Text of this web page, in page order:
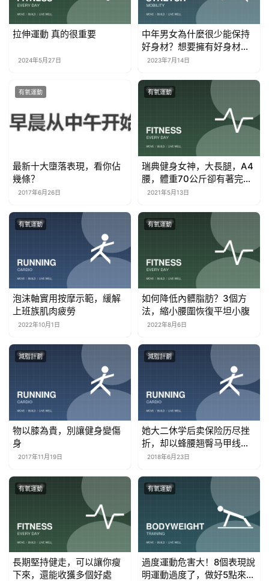
拉伸運動 真的很重要
2024年5月27日
中年男女為什麼很少能保持
好身材？想要擁有好身材，
又該如何做？
2023年7月14日
有氧運動
最新十大墮落表現，看你佔
幾條？
2017年6月26日
有氧運動
瑞典健身女神，大長腿，A4
腰，體重70公斤卻有著完美
的身材
2021年5月13日
有氧運動
泡沫軸實用按摩示範，緩解
上班族肌肉疲勞
2022年10月1日
有氧運動
如何降低內髒脂肪？3個方
法，縮小腰圍恢復平坦小腹
2022年8月6日
減脂計劃
物以膝為貴，別讓健身變傷
身
2017年11月19日
減脂計劃
她大二休学后卖保险历尽挫
折，却以蜂腰翘臀马甲线走
上人生巅峰
2018年6月23日
有氧運動
長期堅持健走，可以讓你瘦
下來，還能收獲多個好處
有氧運動
過度運動危害大！8個表現說
明運動過度了，做好5點來應